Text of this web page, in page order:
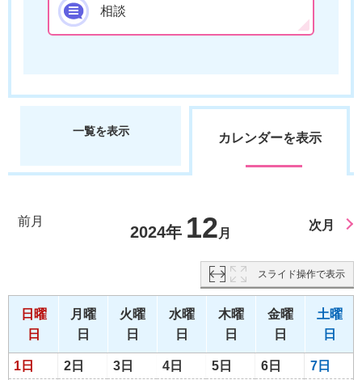
相談
一覧を表示 カレンダーを表示
前月
2024年 12 月
次月
スライド操作で表示
日曜
日
月曜
日
火曜
日
水曜
日
木曜
日
金曜
日
土曜
日
1日 2日 3日 4日 5日 6日 7日